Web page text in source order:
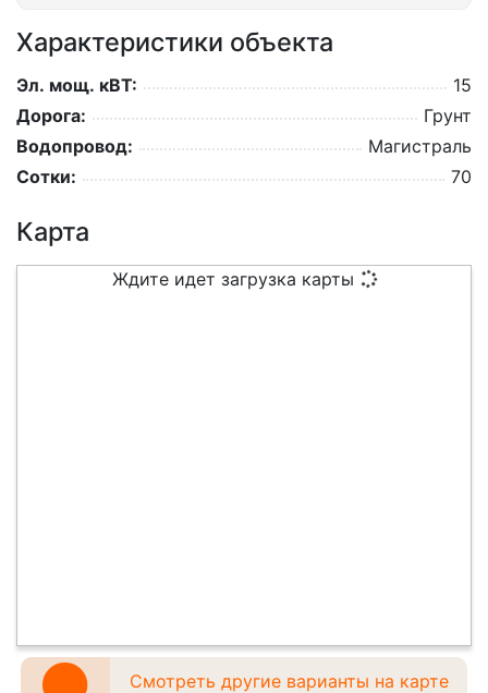
Характеристики объекта
Эл. мощ. кВТ:
15
Дорога:
Грунт
Водопровод:
Магистраль
Сотки:
70
Карта
Ждите идет загрузка карты
Смотреть другие варианты на карте